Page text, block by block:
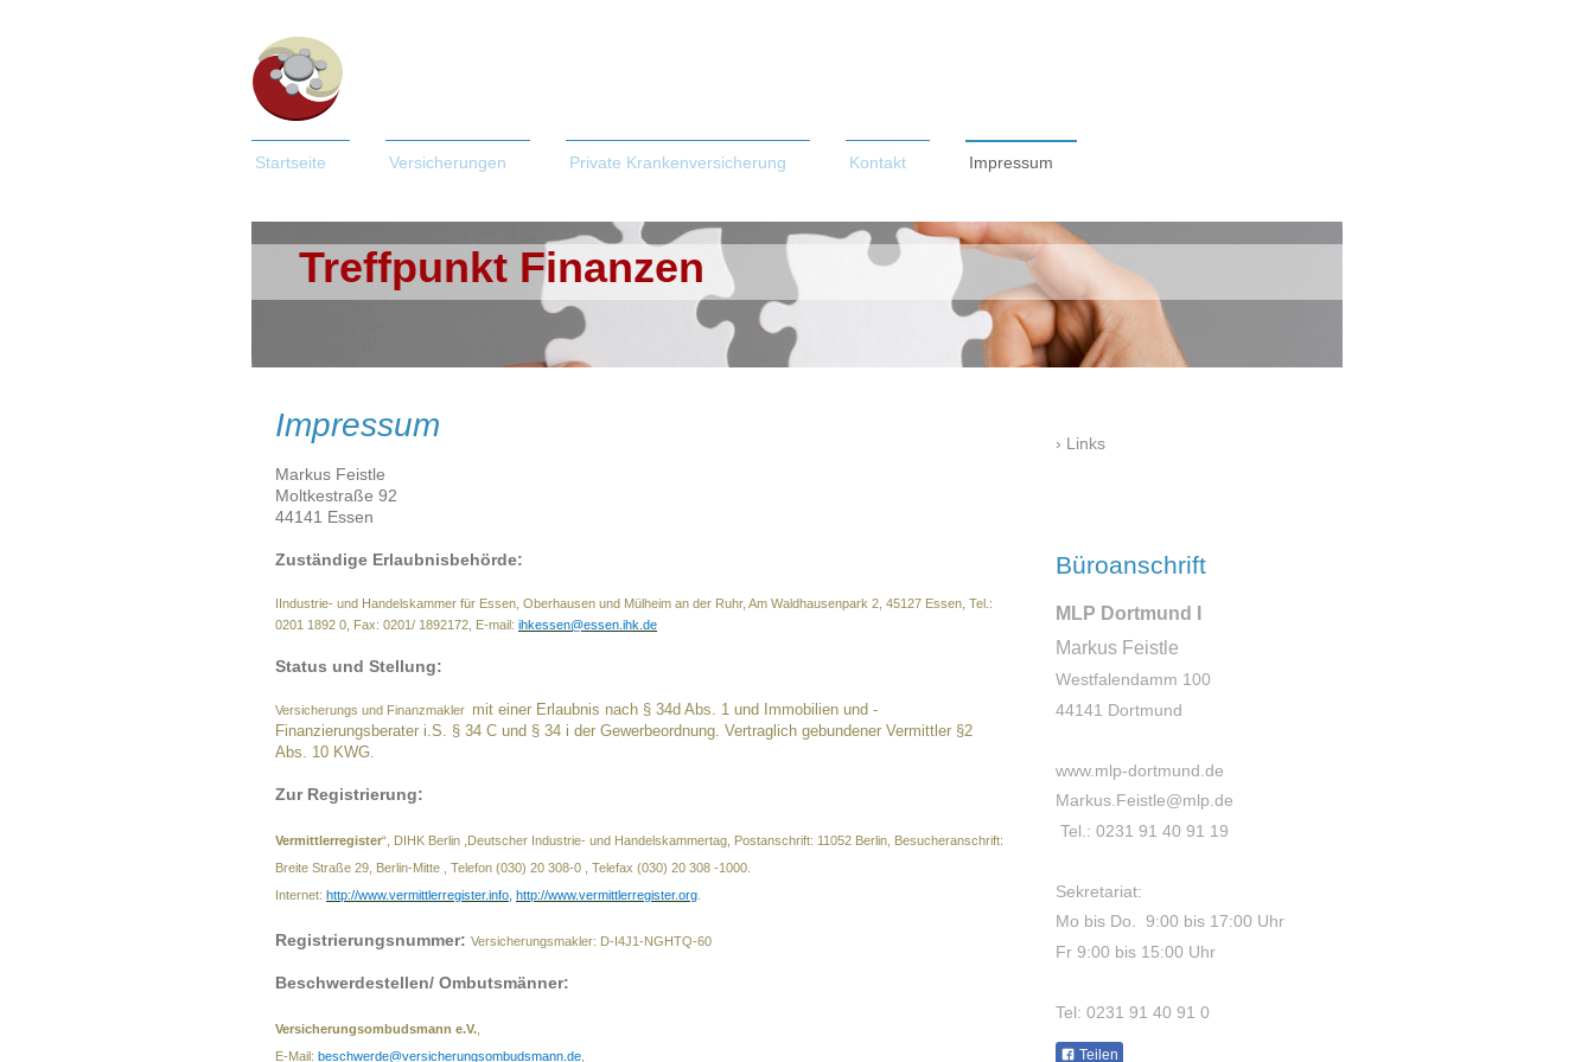
Startseite Versicherungen Private Krankenversicherung Kontakt Impressum
Treffpunkt Finanzen
Impressum
Markus Feistle
Moltkestraße 92
44141 Essen
Zuständige Erlaubnisbehörde:
IIndustrie- und Handelskammer für Essen, Oberhausen und Mülheim an der Ruhr, Am Waldhausenpark 2, 45127 Essen, Tel.:
0201 1892 0, Fax: 0201/ 1892172, E-mail: ihkessen@essen.ihk.de
Status und Stellung:
Versicherungs und Finanzmakler mit einer Erlaubnis nach § 34d Abs. 1 und Immobilien und -
Finanzierungsberater i.S. § 34 C und § 34 i der Gewerbeordnung. Vertraglich gebundener Vermittler §2
Abs. 10 KWG.
Zur Registrierung:
Vermittlerregister“, DIHK Berlin ,Deutscher Industrie- und Handelskammertag, Postanschrift: 11052 Berlin, Besucheranschrift:
Breite Straße 29, Berlin-Mitte , Telefon (030) 20 308-0 , Telefax (030) 20 308 -1000.
Internet: http://www.vermittlerregister.info http://www.vermittlerregister.org
Registrierungsnummer: Versicherungsmakler: D-I4J1-NGHTQ-60
Beschwerdestellen/ Ombutsmänner:
Versicherungsombudsmann e.V.
E-Mail: beschwerde@versicherungsombudsmann.de
Links
Büroanschrift
MLP Dortmund I
Markus Feistle
Westfalendamm 100
44141 Dortmund
www.mlp-dortmund.de
Markus.Feistle@mlp.de
Tel.: 0231 91 40 91 19
Sekretariat:
Mo bis Do. 9:00 bis 17:00 Uhr
Fr 9:00 bis 15:00 Uhr
Tel: 0231 91 40 91 0
Teilen